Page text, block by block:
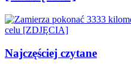
Najczęściej czytane